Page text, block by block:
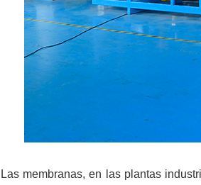
Las membranas, en las plantas